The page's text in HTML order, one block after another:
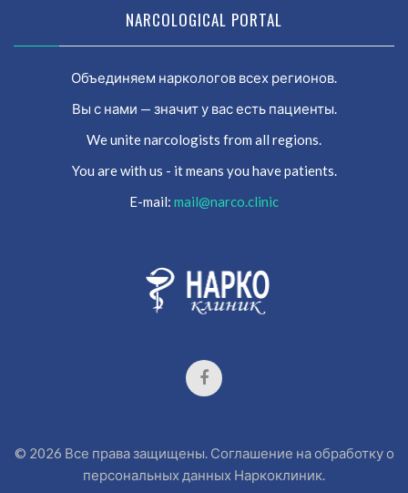
NARCOLOGICAL PORTAL
Объединяем наркологов всех регионов.
Вы с нами — значит у вас есть пациенты.
We unite narcologists from all regions.
You are with us - it means you have patients.
E-mail: mail@narco.clinic
© 2026 Все права защищены. Соглашение на обработку о
персональных данных Наркоклиник.